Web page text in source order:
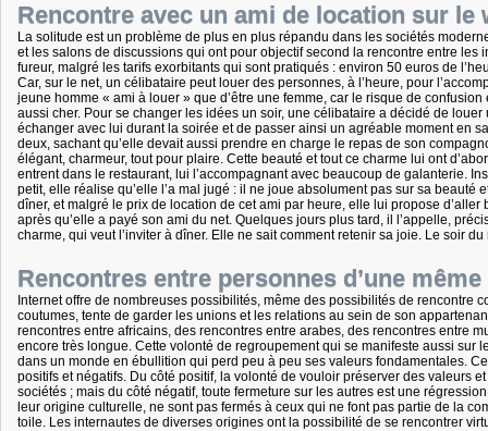
Rencontre avec un ami de location sur le
La solitude est un problème de plus en plus répandu dans les sociétés
et les salons de discussions qui ont pour objectif second la rencontre entre
fureur, malgré les tarifs exorbitants qui sont pratiqués : environ 50 euros de
Car, sur le net, un célibataire peut louer des personnes, à l’heure, pour
jeune homme « ami à louer » que d’être une femme, car le risque de
aussi cher. Pour se changer les idées un soir, une célibataire a décidé de
échanger avec lui durant la soirée et de passer ainsi un agréable moment en
deux, sachant qu’elle devait aussi prendre en charge le repas de son
élégant, charmeur, tout pour plaire. Cette beauté et tout ce charme lui ont
entrent dans le restaurant, lui l’accompagnant avec beaucoup de galanterie.
petit, elle réalise qu’elle l’a mal jugé : il ne joue absolument pas sur sa
dîner, et malgré le prix de location de cet ami par heure, elle lui propose
après qu’elle a payé son ami du net. Quelques jours plus tard, il l’appelle,
charme, qui veut l’inviter à dîner. Elle ne sait comment retenir sa joie. Le soir
Rencontres entre personnes d’une
Internet offre de nombreuses possibilités, même des possibilités de rencontre
coutumes, tente de garder les unions et les relations au sein de son
rencontres entre africains, des rencontres entre arabes, des rencontres entre
encore très longue. Cette volonté de regroupement qui se manifeste aussi sur
dans un monde en ébullition qui perd peu à peu ses valeurs fondamentales.
positifs et négatifs. Du côté positif, la volonté de vouloir préserver des valeurs
sociétés ; mais du côté négatif, toute fermeture sur les autres est une
leur origine culturelle, ne sont pas fermés à ceux qui ne font pas partie de la
toile. Les internautes de diverses origines ont la possibilité de se rencontrer